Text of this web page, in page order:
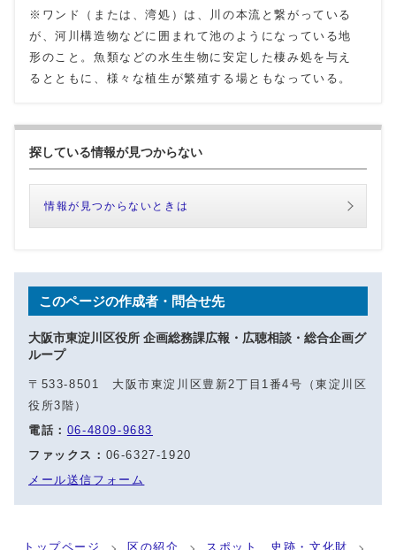
※ワンド（または、湾処）は、川の本流と繋がっている
が、河川構造物などに囲まれて池のようになっている地
形のこと。魚類などの水生生物に安定した棲み処を与え
るとともに、様々な植生が繁殖する場ともなっている。
探している情報が見つからない
情報が見つからないときは
このページの作成者・問合せ先
大阪市東淀川区役所 企画総務課広報・広聴相談・総合企画グ
ループ
〒533-8501 大阪市東淀川区豊新2丁目1番4号（東淀川区
役所3階）
電話： 06-4809-9683
ファックス： 06-6327-1920
メール送信フォーム
トップページ 区の紹介 スポット、史跡・文化財